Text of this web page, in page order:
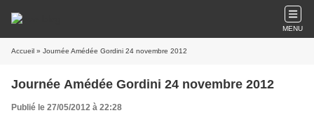
MENU
Accueil » Journée Amédée Gordini 24 novembre 2012
Journée Amédée Gordini 24 novembre 2012
Publié le 27/05/2012 à 22:28